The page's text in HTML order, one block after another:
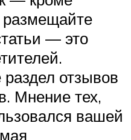
размещайте
— это
отзывов
Мнение тех,
вашей